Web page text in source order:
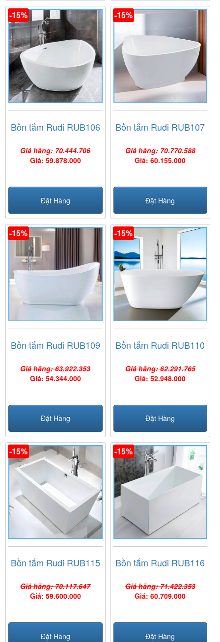
-15%
Bồn tắm Rudi RUB106
Giá hãng: 70.444.706
Giá: 59.878.000
Đặt Hàng
-15%
Bồn tắm Rudi RUB107
Giá hãng: 70.770.588
Giá: 60.155.000
Đặt Hàng
-15%
Bồn tắm Rudi RUB109
Giá hãng: 63.922.353
Giá: 54.344.000
Đặt Hàng
-15%
Bồn tắm Rudi RUB110
Giá hãng: 62.291.765
Giá: 52.948.000
Đặt Hàng
-15%
Bồn tắm Rudi RUB115
Giá hãng: 70.117.647
Giá: 59.600.000
Đặt Hàng
-15%
Bồn tắm Rudi RUB116
Giá hãng: 71.422.353
Giá: 60.709.000
Đặt Hàng